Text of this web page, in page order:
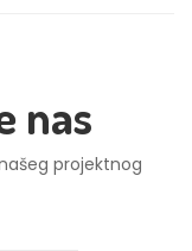
nas
projektnog